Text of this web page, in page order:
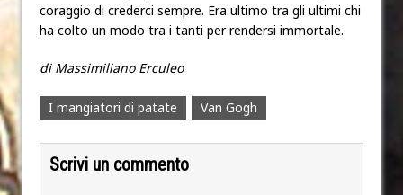
coraggio di crederci sempre. Era ultimo tra gli ultimi chi
ha colto un modo tra i tanti per rendersi immortale.
di Massimiliano Erculeo
I mangiatori di patate Van Gogh
Scrivi un commento